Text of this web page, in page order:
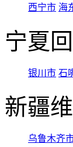
西宁市 海
宁夏
银川市 石
新疆
乌鲁木齐